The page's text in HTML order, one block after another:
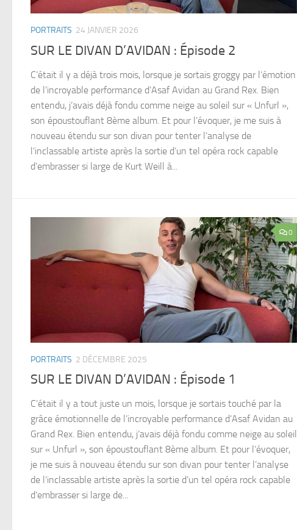
PORTRAITS 24 JANVIER 2026
SUR LE DIVAN D’AVIDAN : Épisode 2
C’était il y a déjà trois mois, lorsque je sortais groggy par l’émotion
de l’incroyable performance d’Asaf Avidan au Grand Rex. Bien
entendu, j’avais déjà fondu comme neige au soleil sur « Unfurl »,
son époustouflant 8ème album. Et pour l’évoquer, je me suis à
nouveau étendu sur son divan pour tenter l’analyse de
l’inclassable artiste après la sortie d’un tel opéra rock capable
d’embrasser si large de Kurt Weill à...
0
PORTRAITS 2 DÉCEMBRE 2025
SUR LE DIVAN D’AVIDAN : Épisode 1
C’était il y a tout juste un mois, lorsque je sortais touché par la
grâce émotionnelle de l’incroyable performance d’Asaf Avidan au
Grand Rex. Bien entendu, j’avais déjà fondu comme neige au soleil
sur « Unfurl », son époustouflant 8ème album. Et pour l’évoquer,
je me suis à nouveau étendu sur son divan pour tenter l’analyse
de l’inclassable artiste après la sortie d’un tel opéra rock capable
d’embrasser si large de...